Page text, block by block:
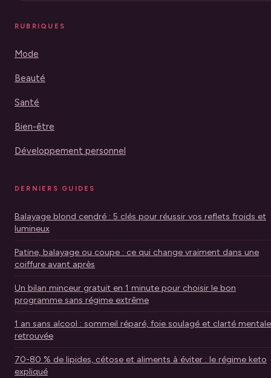
RUBRIQUES
Mode
Beauté
Santé
Bien-être
Développement personnel
DERNIERS GUIDES
Balayage blond cendré : 5 clés pour réussir vos reflets froids et
lumineux
Patine, balayage ou coupe : ce qui change vraiment dans une
coiffure avant après
Un bilan minceur gratuit en 1 minute pour choisir le bon
programme sans régime extrême
1 an sans alcool : sommeil réparé, foie soulagé et clarté mentale
retrouvée
70-80 % de lipides, cétose et aliments à éviter : le régime keto
expliqué